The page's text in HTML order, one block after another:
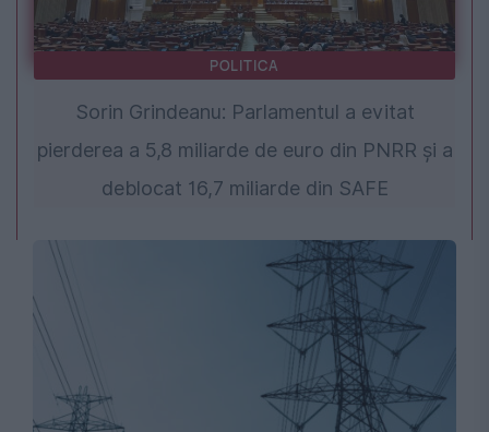
POLITICA
Sorin Grindeanu: Parlamentul a evitat
pierderea a 5,8 miliarde de euro din PNRR și a
deblocat 16,7 miliarde din SAFE